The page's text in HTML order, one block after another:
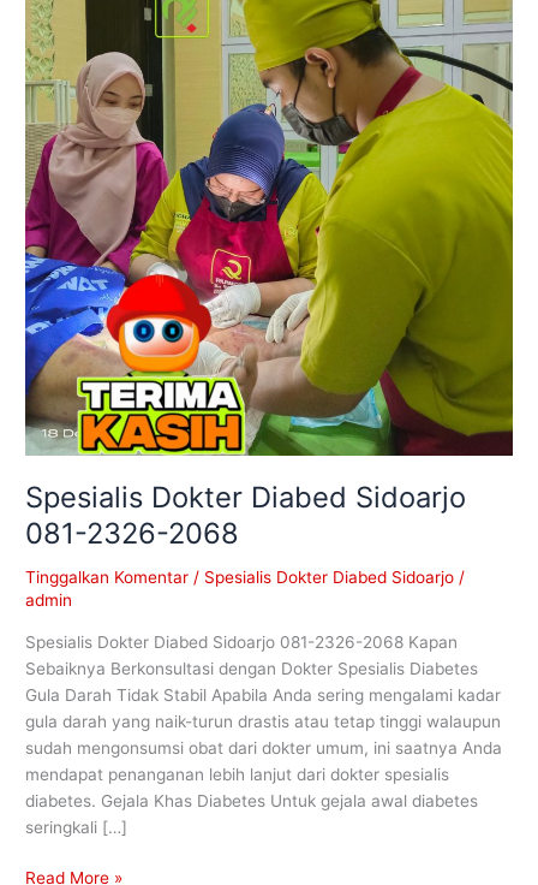
Spesialis Dokter Diabed Sidoarjo
081-2326-2068
Tinggalkan Komentar / Spesialis Dokter Diabed Sidoarjo /
admin
Spesialis Dokter Diabed Sidoarjo 081-2326-2068 Kapan
Sebaiknya Berkonsultasi dengan Dokter Spesialis Diabetes
Gula Darah Tidak Stabil Apabila Anda sering mengalami kadar
gula darah yang naik-turun drastis atau tetap tinggi walaupun
sudah mengonsumsi obat dari dokter umum, ini saatnya Anda
mendapat penanganan lebih lanjut dari dokter spesialis
diabetes. Gejala Khas Diabetes Untuk gejala awal diabetes
seringkali […]
Read More »